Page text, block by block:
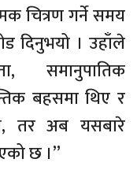
चित्रण गर्ने समय
दिनुभयो । उहाँले
समानुपातिक
बहसमा थिए र
तर अब यसबारे
छ ।”